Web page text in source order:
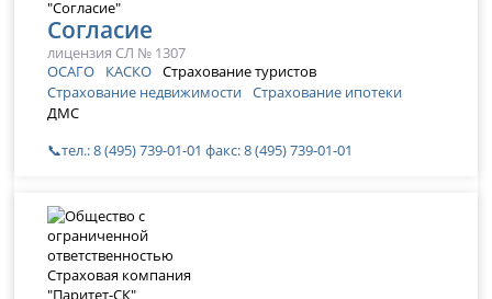
Согласие
лицензия СЛ № 1307
ОСАГО
КАСКО Страхование туристов
Страхование недвижимости Страхование ипотеки
ДМС
📞тел.: 8 (495) 739-01-01 факс: 8 (495) 739-01-01